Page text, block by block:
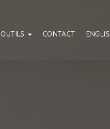
OUTILS CONTACT